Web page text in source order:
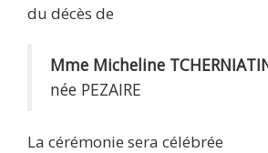
du décès de
Mme Micheline
née PEZAIRE
La cérémonie sera célébrée